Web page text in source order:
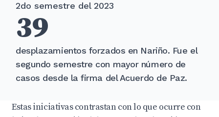
2do semestre del 2023
39
desplazamientos forzados en Nariño. Fue el
segundo semestre con mayor número de
casos desde la firma del Acuerdo de Paz.
Estas iniciativas contrastan con lo que ocurre con